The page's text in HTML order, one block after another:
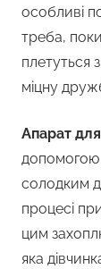
особливі
треба,
плетуться
міцну
Апарат
допомогою
солодким
процесі
цим
яка